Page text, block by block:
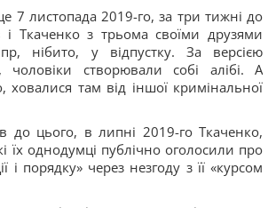
7 листопада 2019-го, за три тижні до
і Ткаченко з трьома своїми друзями
нібито, у відпустку. За версією
чоловіки створювали собі алібі. А
ховалися там від іншої кримінальної
до цього, в липні 2019-го Ткаченко,
їх однодумці публічно оголосили про
і порядку» через незгоду з її «курсом